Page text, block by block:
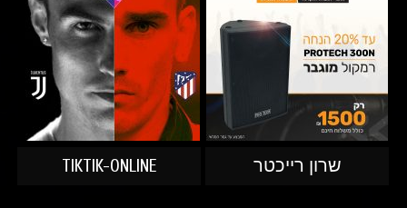
שרון רייכטר TIKTIK-ONLINE